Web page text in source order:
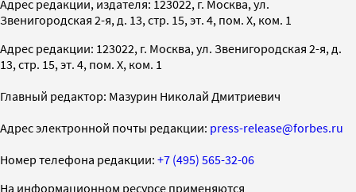
Адрес редакции, издателя: 123022, г. Москва, ул.
Звенигородская 2-я, д. 13, стр. 15, эт. 4, пом. X, ком. 1
Адрес редакции: 123022, г. Москва, ул. Звенигородская 2-я, д.
13, стр. 15, эт. 4, пом. X, ком. 1
Главный редактор: Мазурин Николай Дмитриевич
Адрес электронной почты редакции: press-release@forbes.ru
Номер телефона редакции: +7 (495) 565-32-06
На информационном ресурсе применяются